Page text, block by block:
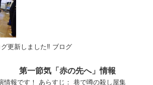
更新しました‼ ブログ
第一節気「赤の先へ」情報
報です！ あらすじ： 巷で噂の殺し屋集